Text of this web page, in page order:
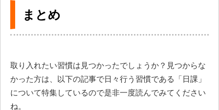
まとめ
取り入れたい習慣は見つかったでしょうか？見つからな
かった方は、以下の記事で日々行う習慣である「日課」
について特集しているので是非一度読んでみてください
ね。